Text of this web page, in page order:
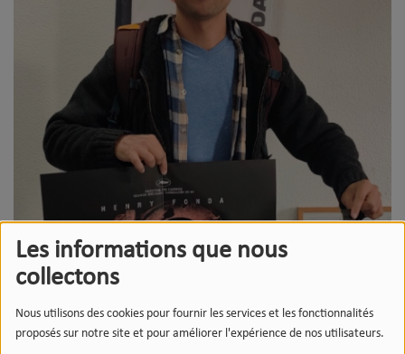
Les informations que nous
collectons
Nous utilisons des cookies pour fournir les services et les fonctionnalités
proposés sur notre site et pour améliorer l'expérience de nos utilisateurs.